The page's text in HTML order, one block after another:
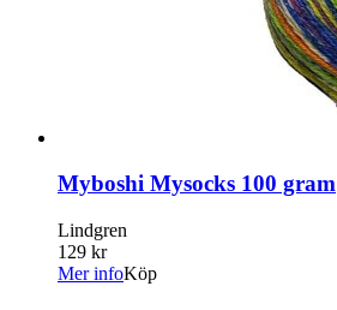
Myboshi Mysocks 100 gram
Lindgren
129 kr
Mer infoKöp